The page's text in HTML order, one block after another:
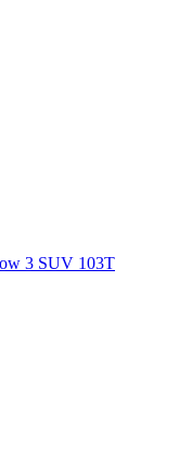
3 SUV 103T